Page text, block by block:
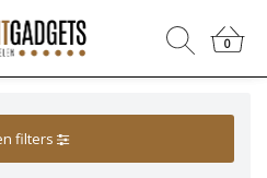
0
0
filters